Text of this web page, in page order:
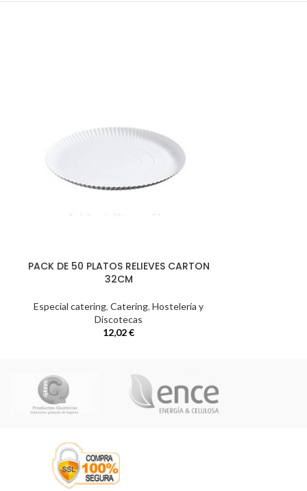
PACK DE 50 PLATOS RELIEVES CARTON
32CM
Especial catering,Catering,Hostelería y
Discotecas
12,02€